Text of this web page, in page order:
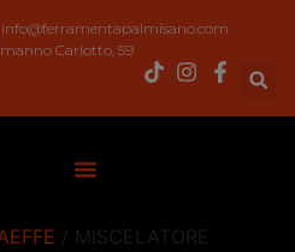
info@ferramentapalmisano.com
Carlotto, 59
/ MISCELATORE